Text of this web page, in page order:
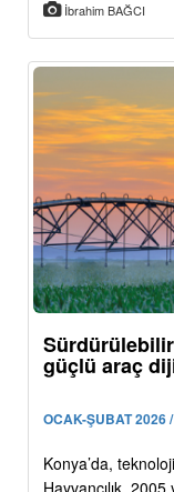
İbrahim BAĞCI
güçlü araç
OCAK-ŞUBAT 2026
Konya’da,
Hayvancılık,